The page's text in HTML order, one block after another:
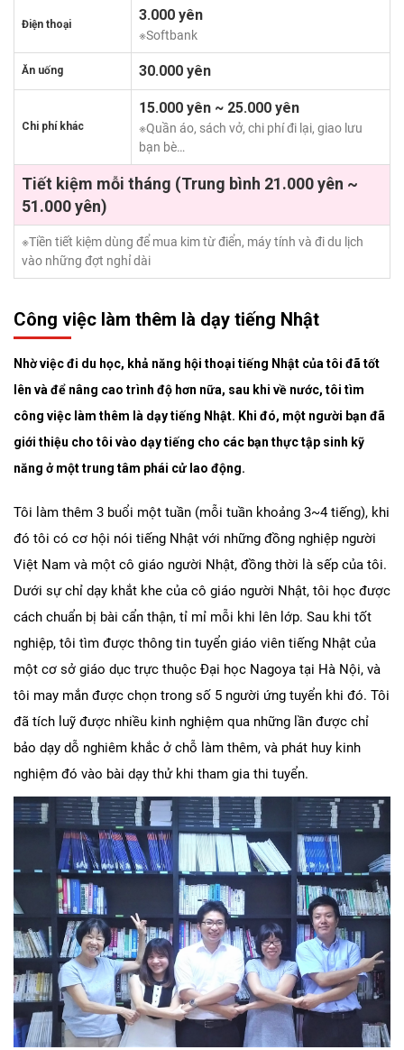
Điện thoại
3.000 yên
※Softbank
Ăn uống 30.000 yên
Chi phí khác
15.000 yên ~ 25.000 yên
※Quần áo, sách vở, chi phí đi lại, giao lưu
bạn bè…
Tiết kiệm mỗi tháng (Trung bình 21.000 yên ~
51.000 yên)
※Tiền tiết kiệm dùng để mua kim từ điển, máy tính và đi du lịch
vào những đợt nghỉ dài
Công việc làm thêm là dạy tiếng Nhật
Nhờ việc đi du học, khả năng hội thoại tiếng Nhật của tôi đã tốt
lên và để nâng cao trình độ hơn nữa, sau khi về nước, tôi tìm
công việc làm thêm là dạy tiếng Nhật. Khi đó, một người bạn đã
giới thiệu cho tôi vào dạy tiếng cho các bạn thực tập sinh kỹ
năng ở một trung tâm phái cử lao động.
Tôi làm thêm 3 buổi một tuần (mỗi tuần khoảng 3~4 tiếng), khi
đó tôi có cơ hội nói tiếng Nhật với những đồng nghiệp người
Việt Nam và một cô giáo người Nhật, đồng thời là sếp của tôi.
Dưới sự chỉ dạy khắt khe của cô giáo người Nhật, tôi học được
cách chuẩn bị bài cẩn thận, tỉ mỉ mỗi khi lên lớp. Sau khi tốt
nghiệp, tôi tìm được thông tin tuyển giáo viên tiếng Nhật của
một cơ sở giáo dục trực thuộc Đại học Nagoya tại Hà Nội, và
tôi may mắn được chọn trong số 5 người ứng tuyển khi đó. Tôi
đã tích luỹ được nhiều kinh nghiệm qua những lần được chỉ
bảo dạy dỗ nghiêm khắc ở chỗ làm thêm, và phát huy kinh
nghiệm đó vào bài dạy thử khi tham gia thi tuyển.